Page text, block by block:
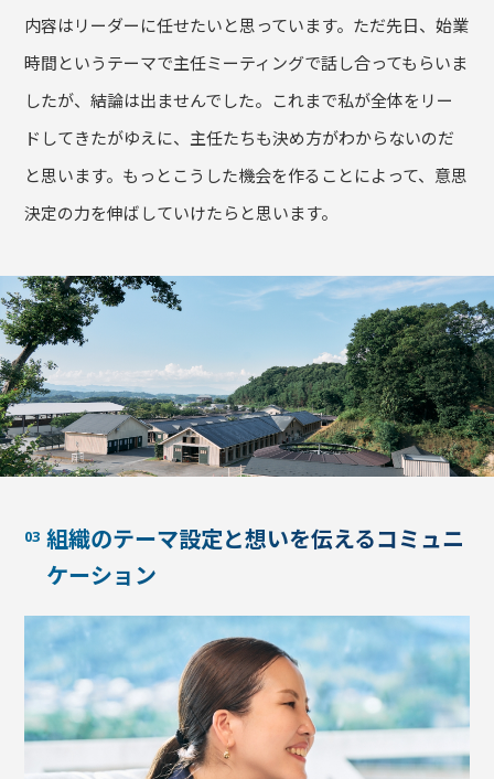
内容はリーダーに任せたいと思っています。ただ先日、始業
時間というテーマで主任ミーティングで話し合ってもらいま
したが、結論は出ませんでした。これまで私が全体をリー
ドしてきたがゆえに、主任たちも決め方がわからないのだ
と思います。もっとこうした機会を作ることによって、意思
決定の力を伸ばしていけたらと思います。
組織のテーマ設定と想いを伝えるコミュニ
ケーション